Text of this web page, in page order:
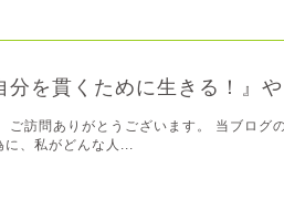
分を貫くために生きる！』
ご訪問ありがとうございます。 当ブログ
に、私がどんな人...